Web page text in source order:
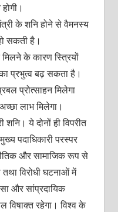
के शनि होने से वैमनस्य
सकती है।
के कारण स्त्रियों
का प्रभुत्व बढ़ सकता है।
प्रोत्साहन मिलेगा
लाभ मिलेगा।
ये दोनों ही विपरीत
पदाधिकारी परस्पर
और सामाजिक रूप से
विरोधी घटनाओं में
और सांप्रदायिक
विषाक्त रहेगा। विश्व के